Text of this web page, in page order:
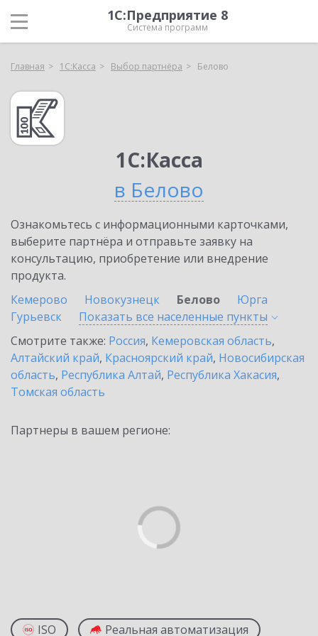
1С:Предприятие 8
Система программ
Главная 1С:Касса Выбор партнёра Белово
1С:Касса
в Белово
Ознакомьтесь с информационными карточками,
выберите партнёра и отправьте заявку на
консультацию, приобретение или внедрение
продукта.
Кемерово
Новокузнецк Белово
Юрга
Гурьевск
Показать все населенные пункты
Смотрите также: Россия, Кемеровская область,
Алтайский край, Красноярский край, Новосибирская
область, Республика Алтай, Республика Хакасия,
Томская область
Партнеры в вашем регионе:
ISO Реальная автоматизация